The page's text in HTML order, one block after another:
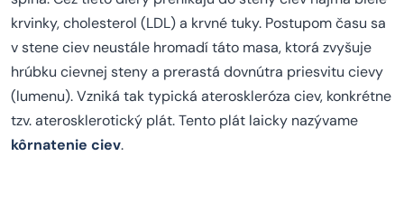
krvinky, cholesterol (LDL) a krvné tuky. Postupom času sa
v stene ciev neustále hromadí táto masa, ktorá zvyšuje
hrúbku cievnej steny a prerastá dovnútra priesvitu cievy
(lumenu). Vzniká tak typická ateroskleróza ciev, konkrétne
tzv. aterosklerotický plát. Tento plát laicky nazývame
kôrnatenie ciev.